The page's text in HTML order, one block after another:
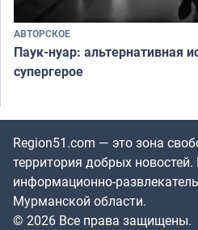
АВТОРСКОЕ
Паук-нуар: альтернативная
супергерое
Region51.com — это зона
территория добрых
информационно-
Мурманской области.
© 2026 Все права защищены.